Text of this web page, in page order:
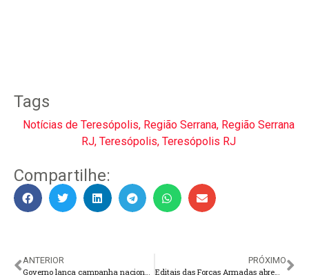
Tags
Notícias de Teresópolis, Região Serrana, Região Serrana
RJ, Teresópolis, Teresópolis RJ
Compartilhe:
ANTERIOR
PRÓXIMO